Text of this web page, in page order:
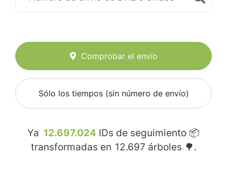
Comprobar el envío
Sólo los tiempos (sin número de envío)
Ya 12.697.024 IDs de seguimiento 📦
transformadas en 12.697 árboles 🌳.